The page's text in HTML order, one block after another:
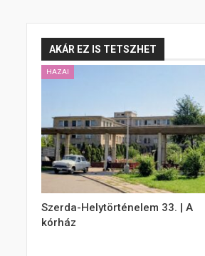
AKÁR EZ IS TETSZHET
HAZAI
Szerda-Helytörténelem 33. | A
kórház